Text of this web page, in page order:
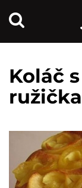
Koláč